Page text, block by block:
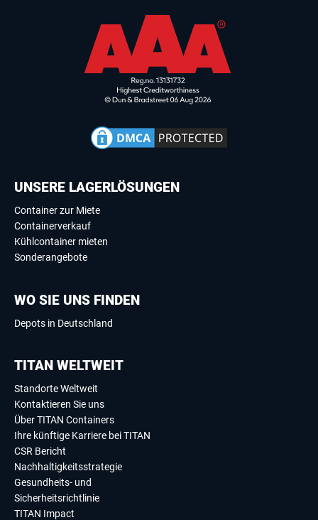
UNSERE LAGERLÖSUNGEN
Container zur Miete
Containerverkauf
Kühlcontainer mieten
Sonderangebote
WO SIE UNS FINDEN
Depots in Deutschland
TITAN WELTWEIT
Standorte Weltweit
Kontaktieren Sie uns
Über TITAN Containers
Ihre künftige Karriere bei TITAN
CSR Bericht
Nachhaltigkeitsstrategie
Gesundheits- und
Sicherheitsrichtlinie
TITAN Impact